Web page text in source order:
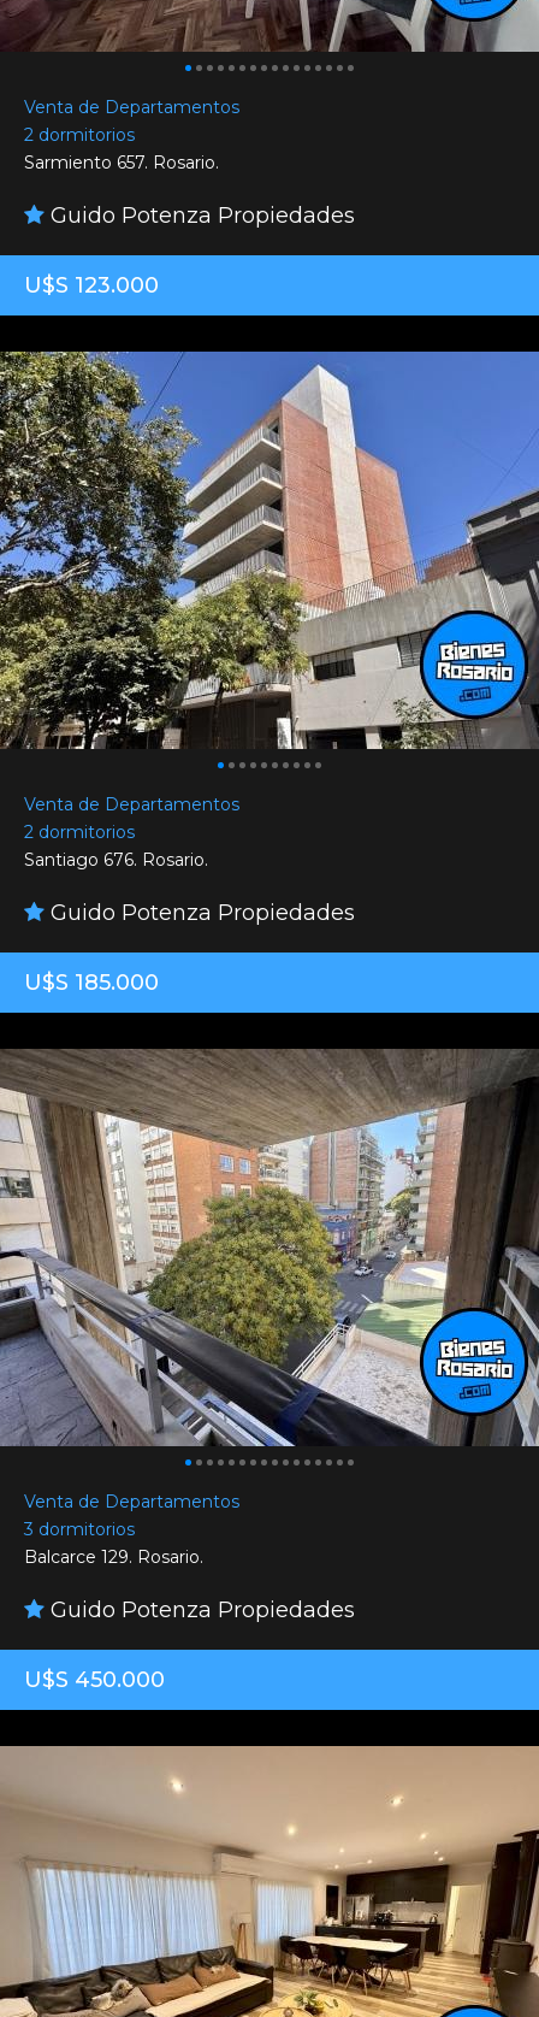
Venta de Departamentos
2 dormitorios
Sarmiento 657. Rosario.
Guido Potenza Propiedades
U$S 123.000
Venta de Departamentos
2 dormitorios
Santiago 676. Rosario.
Guido Potenza Propiedades
U$S 185.000
Venta de Departamentos
3 dormitorios
Balcarce 129. Rosario.
Guido Potenza Propiedades
U$S 450.000